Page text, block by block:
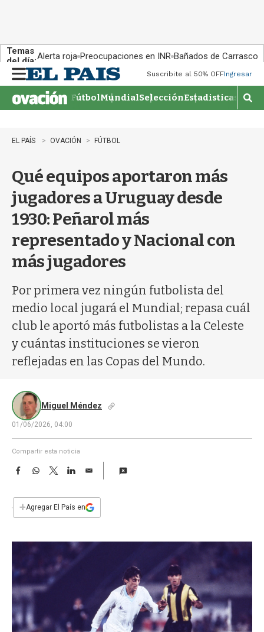
Temas
del día:Alerta roja Preocupaciones en INR Bañados de Carrasco
n
u
Suscribite al 50% OFFIngresar
FútbolMundialSelecciónEstadisticas
M
o
EL PAÍS OVACIÓN FÚTBOL
Qué equipos aportaron más
jugadores a Uruguay desde
1930: Peñarol más
representado y Nacional con
más jugadores
Por primera vez ningún futbolista del
medio local jugará el Mundial; repasa cuál
club le aportó más futbolistas a la Celeste
y cuántas instituciones se vieron
reflejadas en las Copas del Mundo.
Miguel Méndez
01/06/2026, 04:00
Compartir esta noticia
F
e
b
W
s
T
w
t
L
n
E
i
l
+Agregar El País en